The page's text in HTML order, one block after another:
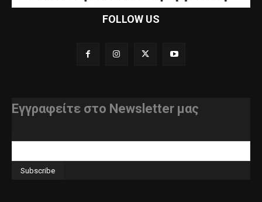
FOLLOW US
Εγγραφείτε στο Newsletter μας